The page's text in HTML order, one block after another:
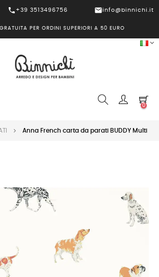
call +39 3513496756 mailinfo@binnichi.it
PER ORDINI SUPERIORI A 50 EURO
0
Anna French carta da parati BUDDY Multi